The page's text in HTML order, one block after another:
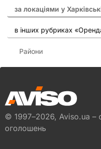
за локаціями у
Райони
в інших рубриках
© 1997–2026, Aviso.ua –
оголошень